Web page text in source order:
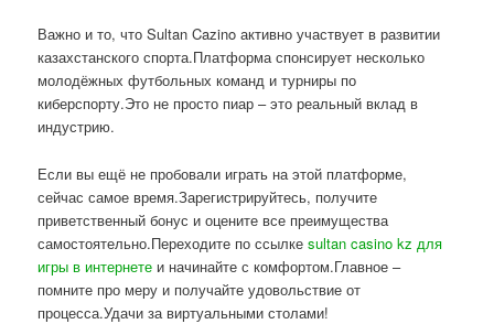
Важно и то, что Sultan Cazino активно участвует в развитии
казахстанского спорта.Платформа спонсирует несколько
молодёжных футбольных команд и турниры по
киберспорту.Это не просто пиар – это реальный вклад в
индустрию.
Если вы ещё не пробовали играть на этой платформе,
сейчас самое время.Зарегистрируйтесь, получите
приветственный бонус и оцените все преимущества
самостоятельно.Переходите по ссылкеsultan casino kz для
игры в интернете и начинайте с комфортом.Главное –
помните про меру и получайте удовольствие от
процесса.Удачи за виртуальными столами!